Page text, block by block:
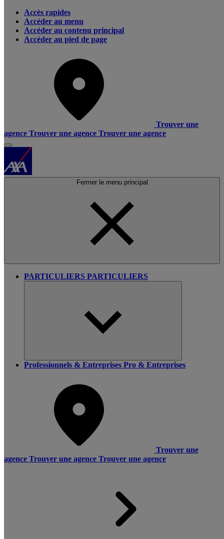
Accès rapides
Accéder au menu
Accéder au contenu principal
Accéder au pied de page
Trouver une
agence Trouver une agence Trouver une agence
Fermer le menu principal
PARTICULIERS PARTICULIERS
Professionnels & Entreprises Pro & Entreprises
Trouver une
agence Trouver une agence Trouver une agence